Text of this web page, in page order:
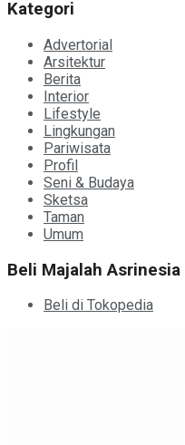
Kategori
Advertorial
Arsitektur
Berita
Interior
Lifestyle
Lingkungan
Pariwisata
Profil
Seni & Budaya
Sketsa
Taman
Umum
Beli Majalah Asrinesia
Beli di Tokopedia